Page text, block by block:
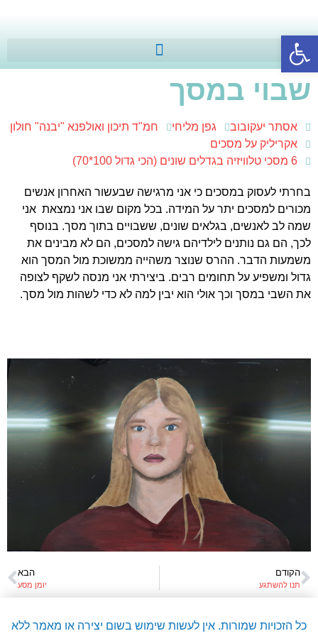
פתח סרגל נגישות
שבוי במסך
אסתר יעקובוב גפן מליחי
חמ"ד תיכון ואולפנא "יבנה" חולון
אקריליק על מסכים
6 מסכי טלוויזיה בגדלים שונים (הכי גדול 100*70)
בחרתי לעסוק במסכים כי אני מרגישה שבעשור האחרון אנשים
מכורים למסכים יתר על המידה. בכל מקום שבו אני נמצאת אני
שמה לב לאנשים, בגלאים שונים, ששבויים בתוך מסך. בנוסף
לכך, הם גם נותנים לילדיהם גישה למסכים, הם לא מבינים את
משמעות הדבר. ההרס שנוצר משהייה ממשוכת מול המסך הוא
גדול ומשפיע על תחומים רבים. ביצירתי אני מנסה לשקף לצופה
את השבי במסך וכך אולי הוא יבין למה לא כדי לשהות מול מסך.
הקודם
תנו להשתגע
הבא
יומן מסע
כל הזכויות שמורות. אין לעשות שימוש בשום יצירה או מאמר ללא